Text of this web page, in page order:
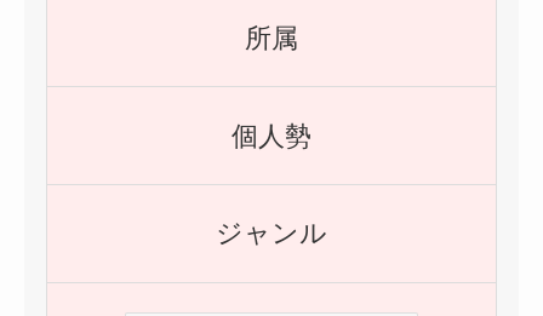
所属
個人勢
ジャンル